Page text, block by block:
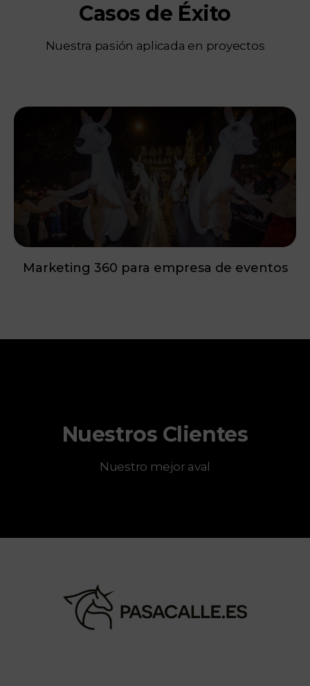
Casos de Éxito
Nuestra pasión aplicada en proyectos
Marketing 360 para empresa de eventos
Nuestros Clientes
Nuestro mejor aval